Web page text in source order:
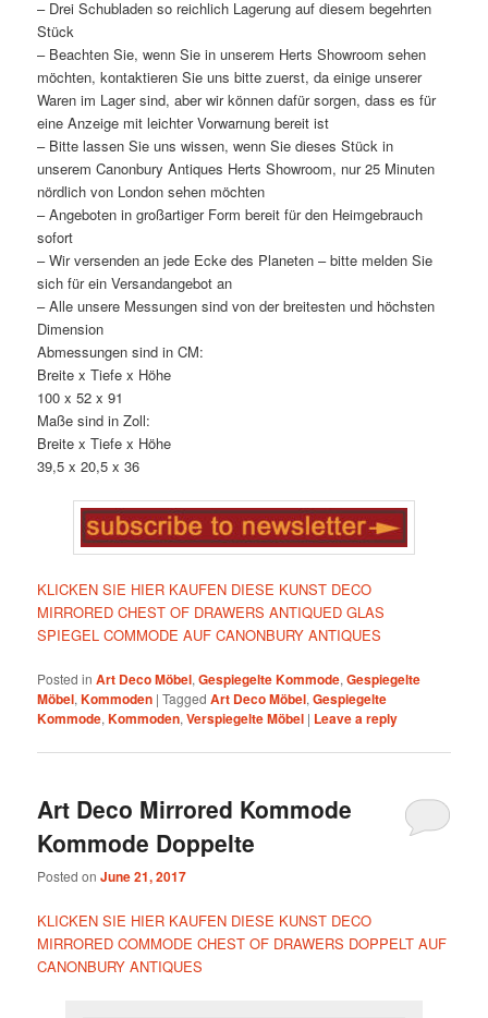
– Drei Schubladen so reichlich Lagerung auf diesem begehrten
Stück
– Beachten Sie, wenn Sie in unserem Herts Showroom sehen
möchten, kontaktieren Sie uns bitte zuerst, da einige unserer
Waren im Lager sind, aber wir können dafür sorgen, dass es für
eine Anzeige mit leichter Vorwarnung bereit ist
– Bitte lassen Sie uns wissen, wenn Sie dieses Stück in
unserem Canonbury Antiques Herts Showroom, nur 25 Minuten
nördlich von London sehen möchten
– Angeboten in großartiger Form bereit für den Heimgebrauch
sofort
– Wir versenden an jede Ecke des Planeten – bitte melden Sie
sich für ein Versandangebot an
– Alle unsere Messungen sind von der breitesten und höchsten
Dimension
Abmessungen sind in CM:
Breite x Tiefe x Höhe
100 x 52 x 91
Maße sind in Zoll:
Breite x Tiefe x Höhe
39,5 x 20,5 x 36
KLICKEN SIE HIER KAUFEN DIESE KUNST DECO
MIRRORED CHEST OF DRAWERS ANTIQUED GLAS
SPIEGEL COMMODE AUF CANONBURY ANTIQUES
Posted in Art Deco Möbel,Gespiegelte Kommode,Gespiegelte
Möbel,Kommoden |Tagged Art Deco Möbel,Gespiegelte
Kommode,Kommoden,Verspiegelte Möbel | Leave a reply
Art Deco Mirrored Kommode
Kommode Doppelte
Posted onJune 21, 2017
KLICKEN SIE HIER KAUFEN DIESE KUNST DECO
MIRRORED COMMODE CHEST OF DRAWERS DOPPELT AUF
CANONBURY ANTIQUES